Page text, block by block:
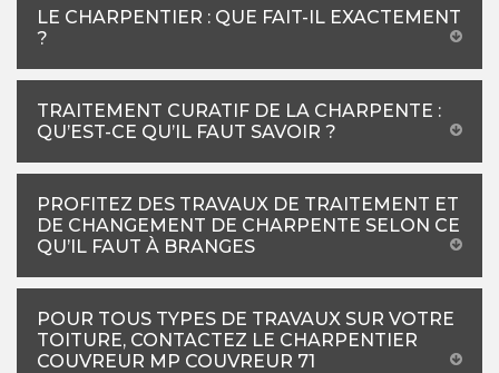
LE CHARPENTIER : QUE FAIT-IL EXACTEMENT
?
TRAITEMENT CURATIF DE LA CHARPENTE :
QU’EST-CE QU’IL FAUT SAVOIR ?
PROFITEZ DES TRAVAUX DE TRAITEMENT ET
DE CHANGEMENT DE CHARPENTE SELON CE
QU’IL FAUT À BRANGES
POUR TOUS TYPES DE TRAVAUX SUR VOTRE
TOITURE, CONTACTEZ LE CHARPENTIER
COUVREUR MP COUVREUR 71